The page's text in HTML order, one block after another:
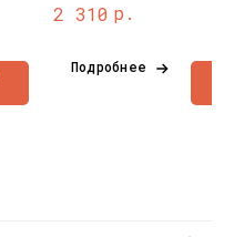
2 310 р.
Подробнее